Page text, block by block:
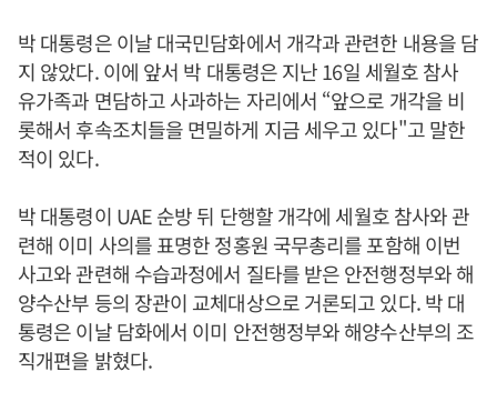
박 대통령은 이날 대국민담화에서 개각과 관련한 내용을 담
지 않았다. 이에 앞서 박 대통령은 지난 16일 세월호 참사
유가족과 면담하고 사과하는 자리에서 “앞으로 개각을 비
롯해서 후속조치들을 면밀하게 지금 세우고 있다"고 말한
적이 있다.
박 대통령이 UAE 순방 뒤 단행할 개각에 세월호 참사와 관
련해 이미 사의를 표명한 정홍원 국무총리를 포함해 이번
사고와 관련해 수습과정에서 질타를 받은 안전행정부와 해
양수산부 등의 장관이 교체대상으로 거론되고 있다. 박 대
통령은 이날 담화에서 이미 안전행정부와 해양수산부의 조
직개편을 밝혔다.